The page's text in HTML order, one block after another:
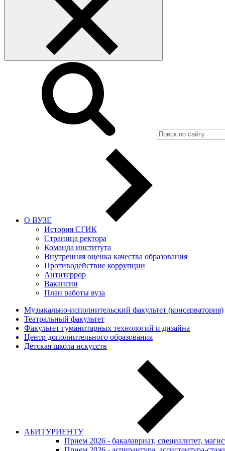
О ВУЗЕ
История СГИК
Страница ректора
Команда института
Внутренняя оценка качества образования
Противодействие коррупции
Антитеррор
Вакансии
План работы вуза
Музыкально-исполнительский факультет (консерватория)
Театральный факультет
Факультет гуманитарных технологий и дизайна
Центр дополнительного образования
Детская школа искусств
АБИТУРИЕНТУ
Прием 2026 - бакалавриат, специалитет,